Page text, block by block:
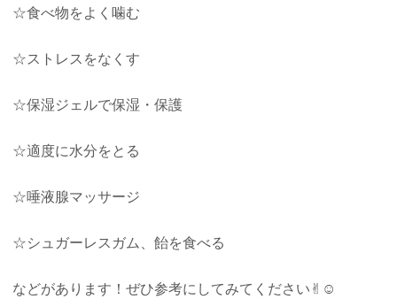
☆食べ物をよく噛む
☆ストレスをなくす
☆保湿ジェルで保湿・保護
☆適度に水分をとる
☆唾液腺マッサージ
☆シュガーレスガム、飴を食べる
などがあります！ぜひ参考にしてみてください✌︎☺︎︎